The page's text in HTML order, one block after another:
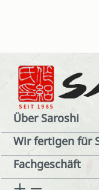
Über Saroshi
Wir fertigen für
Fachgeschäft